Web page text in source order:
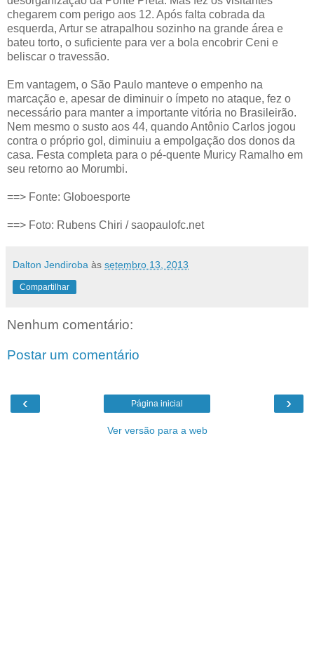
chegarem com perigo aos 12. Após falta cobrada da
esquerda, Artur se atrapalhou sozinho na grande área e
bateu torto, o suficiente para ver a bola encobrir Ceni e
beliscar o travessão.
Em vantagem, o São Paulo manteve o empenho na
marcação e, apesar de diminuir o ímpeto no ataque, fez o
necessário para manter a importante vitória no Brasileirão.
Nem mesmo o susto aos 44, quando Antônio Carlos jogou
contra o próprio gol, diminuiu a empolgação dos donos da
casa. Festa completa para o pé-quente Muricy Ramalho em
seu retorno ao Morumbi.
==> Fonte: Globoesporte
==> Foto: Rubens Chiri / saopaulofc.net
Dalton Jendiroba às setembro 13, 2013
Compartilhar
Nenhum comentário:
Postar um comentário
‹ ›
Página inicial
Ver versão para a web